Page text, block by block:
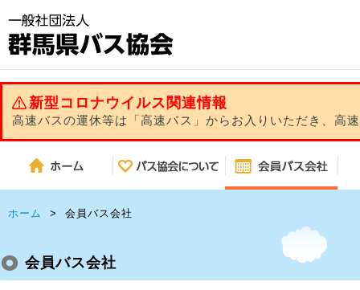
新型コロナウイルス関連情報
高速バスの運休等は「高速バス」からお入りいただき、高
ホーム > 会員バス会社
会員バス会社